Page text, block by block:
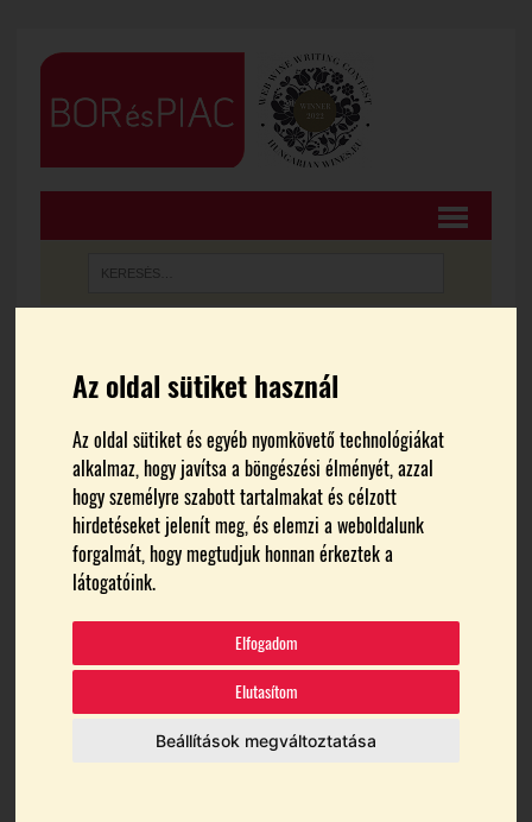
Az oldal sütiket használ
Az oldal sütiket és egyéb nyomkövető technológiákat
alkalmaz, hogy javítsa a böngészési élményét, azzal
hogy személyre szabott tartalmakat és célzott
hirdetéseket jelenít meg, és elemzi a weboldalunk
forgalmát, hogy megtudjuk honnan érkeztek a
látogatóink.
Elfogadom
Elutasítom
Beállítások megváltoztatása
Világverő Villányi Vörösök
Budán
Témák: Franc Du Monde
Magyar Borszakírók Köre
Villányi Franc